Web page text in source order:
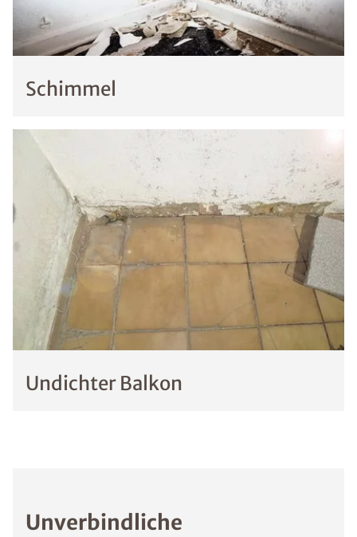
Schimmel
Undichter Balkon
Unverbindliche